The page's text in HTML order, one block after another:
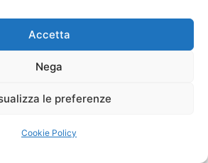
Accetta
Nega
le preferenze
Cookie Policy
Ferriss
Frasi di “4 ore